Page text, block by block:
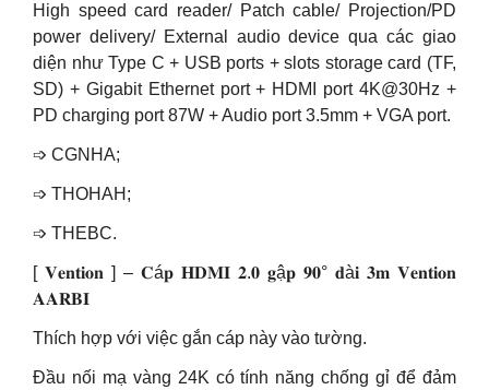
High speed card reader/ Patch cable/ Projection/PD
power delivery/ External audio device qua các giao
diện như Type C + USB ports + slots storage card (TF,
SD) + Gigabit Ethernet port + HDMI port 4K@30Hz +
PD charging port 87W + Audio port 3.5mm + VGA port.
➩ CGNHA;
➩ THOHAH;
➩ THEBC.
[ 𝐕𝐞𝐧𝐭𝐢𝐨𝐧 ] – 𝐂á𝐩 𝐇𝐃𝐌𝐈 𝟐.𝟎 𝐠ậ𝐩 𝟗𝟎° 𝐝à𝐢 𝟑𝐦 𝐕𝐞𝐧𝐭𝐢𝐨𝐧
𝐀𝐀𝐑𝐁𝐈
Thích hợp với việc gắn cáp này vào tường.
Đầu nối mạ vàng 24K có tính năng chống gỉ để đảm